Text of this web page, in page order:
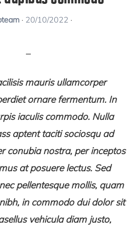
· 20/10/2022 ·
mauris ullamcorper
ornare fermentum. In
iaculis commodo. Nulla
aptent taciti sociosqu ad
conubia nostra, per inceptos
at posuere lectus. Sed
pellentesque mollis, quam
in commodo dui dolor sit
vehicula diam justo,